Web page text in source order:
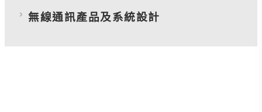
無線通訊產品及系統設計